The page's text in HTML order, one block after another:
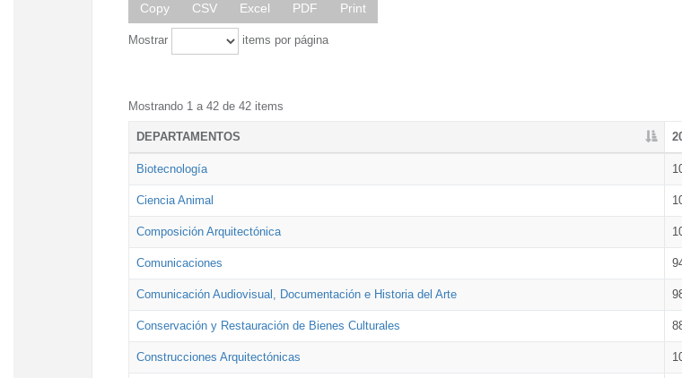
Copy CSV Excel PDF Print
Mostrar items por página
Mostrando 1 a 42 de 42 items
DEPARTAMENTOS
Biotecnología
Ciencia Animal
Composición Arquitectónica
Comunicaciones
Comunicación Audiovisual, Documentación e Historia del Arte
Conservación y Restauración de Bienes Culturales
Construcciones Arquitectónicas